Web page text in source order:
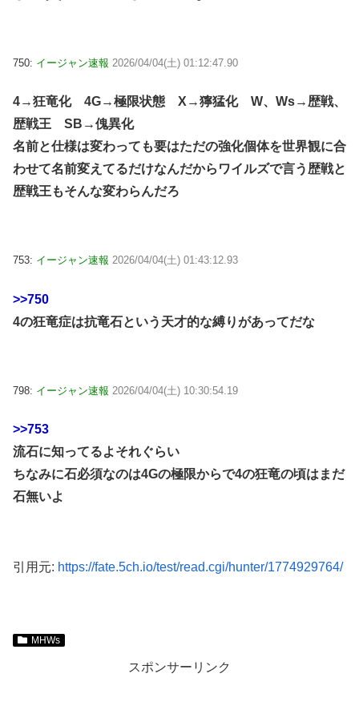
750: イージャン速報 2026/04/04(土) 01:12:47.90
4→狂竜化 4G→極限状態 X→獰猛化 W、Ws→歴戦、
歴戦王 SB→傀異化
名前と仕様は変わっても要はただの強化個体を世界観に合
わせて名前変えてるだけなんだからワイルズで言う歴戦と
歴戦王もそんな変わらんだろ
753: イージャン速報 2026/04/04(土) 01:43:12.93
>>750
4の狂竜症は抗竜石という天才的な縛りがあってだな
798: イージャン速報 2026/04/04(土) 10:30:54.19
>>753
流石に知ってるよそれぐらい
ちなみに石必須なのは4Gの極限からで4の狂竜の頃はまだ
石無いよ
引用元: https://fate.5ch.io/test/read.cgi/hunter/1774929764/
MHWs
スポンサーリンク